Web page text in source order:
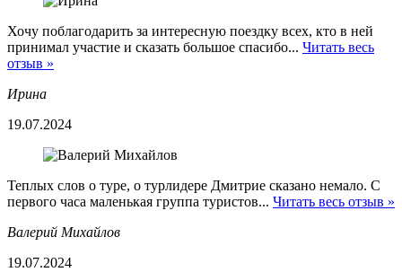
Хочу поблагодарить за интересную поездку всех, кто в ней
принимал участие и сказать большое спасибо... Читать весь
отзыв »
Ирина
19.07.2024
Теплых слов о туре, о турлидере Дмитрие сказано немало. С
первого часа маленькая группа туристов... Читать весь отзыв »
Валерий Михайлов
19.07.2024